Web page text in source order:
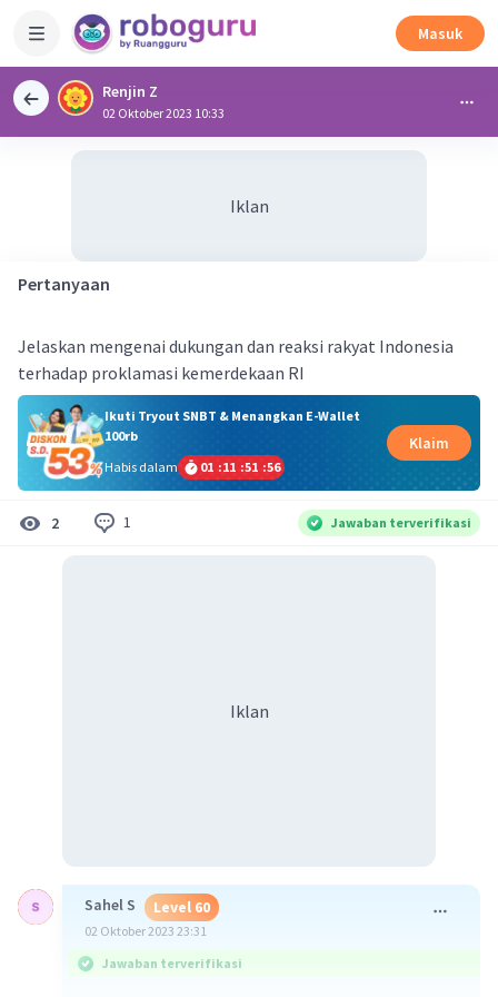
Masuk
Renjin Z
02 Oktober 2023 10:33
Iklan
Pertanyaan
Jelaskan mengenai dukungan dan reaksi rakyat Indonesia
terhadap proklamasi kemerdekaan RI
Ikuti Tryout SNBT & Menangkan E-Wallet
100rb
Habis dalam
01 :11 :51 :55
Klaim
2 1 Jawaban terverifikasi
Iklan
Sahel S Level 60
02 Oktober 2023 23:31
Jawaban terverifikasi